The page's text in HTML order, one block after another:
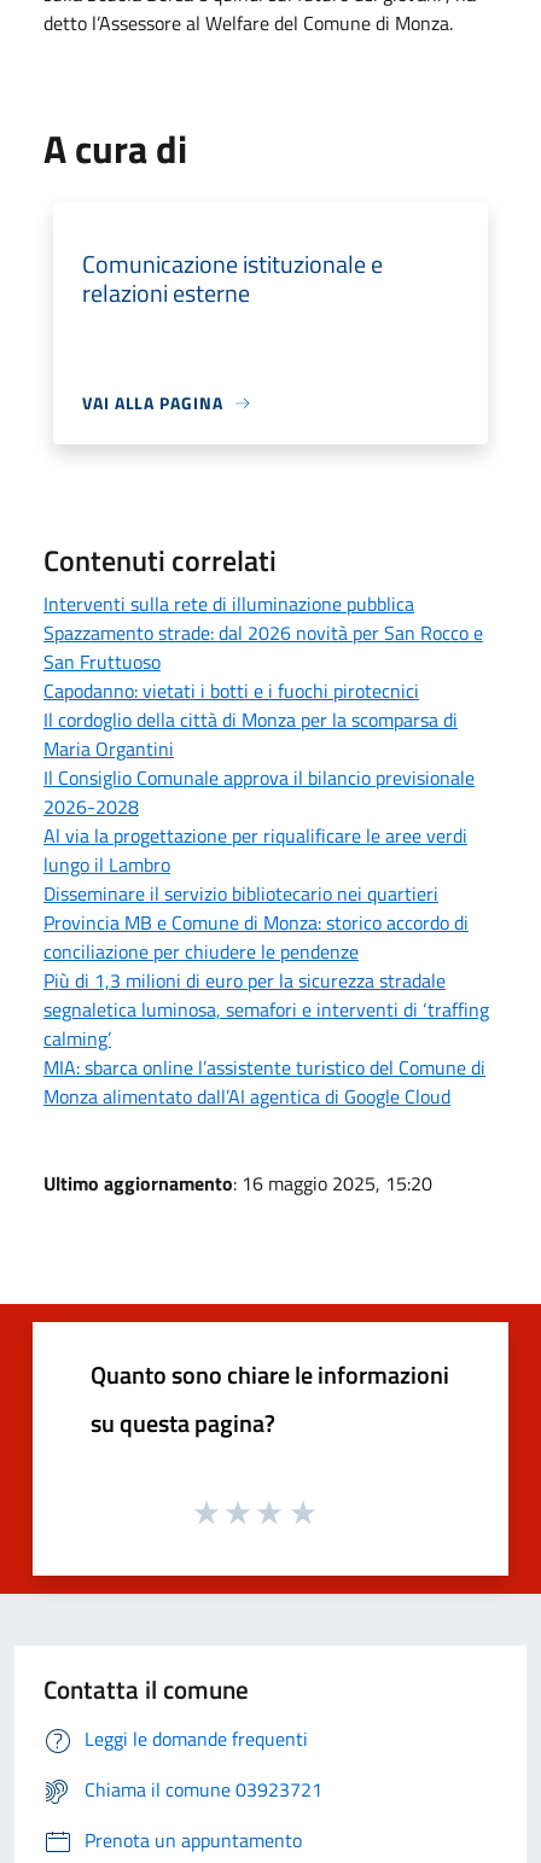
detto l’Assessore al Welfare del Comune di Monza.
A cura di
Comunicazione istituzionale e
relazioni esterne
VAI ALLA PAGINA
Contenuti correlati
Interventi sulla rete di illuminazione pubblica
Spazzamento strade: dal 2026 novità per San Rocco e
San Fruttuoso
Capodanno: vietati i botti e i fuochi pirotecnici
Il cordoglio della città di Monza per la scomparsa di
Maria Organtini
Il Consiglio Comunale approva il bilancio previsionale
2026-2028
Al via la progettazione per riqualificare le aree verdi
lungo il Lambro
Disseminare il servizio bibliotecario nei quartieri
Provincia MB e Comune di Monza: storico accordo di
conciliazione per chiudere le pendenze
Più di 1,3 milioni di euro per la sicurezza stradale
segnaletica luminosa, semafori e interventi di ‘traffing
calming’
MIA: sbarca online l’assistente turistico del Comune di
Monza alimentato dall’AI agentica di Google Cloud
Ultimo aggiornamento: 16 maggio 2025, 15:20
Quanto sono chiare le informazioni
su questa pagina?
Contatta il comune
Leggi le domande frequenti
Chiama il comune 03923721
Prenota un appuntamento